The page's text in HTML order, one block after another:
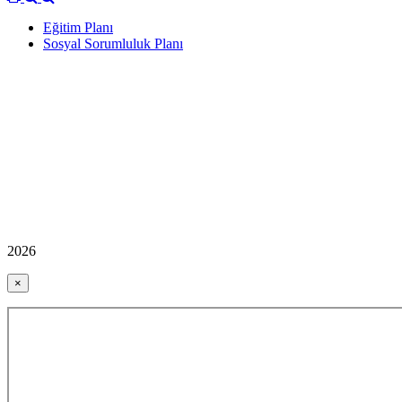
Eğitim Planı
Sosyal Sorumluluk Planı
2026
×